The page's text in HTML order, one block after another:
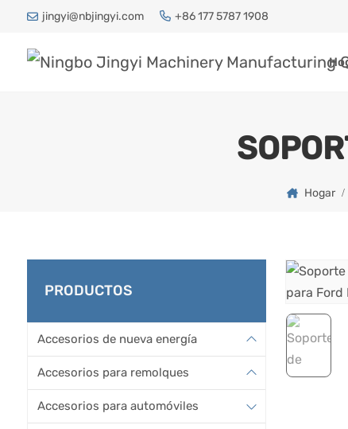
jingyi@nbjingyi.com +86 177 5787 1908
Hogar
PRODUCTOS
Accesorios de nueva energía
Accesorios para remolques
Accesorios para automóviles